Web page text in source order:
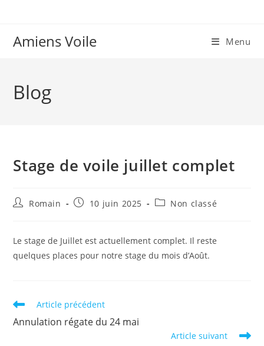
contentAmiens Voile Menu
Blog
Stage de voile juillet complet
Auteur/autrice
publication :
Romain
Publication
10 juin 2025
PostNon classé
Le stage de Juillet est actuellement complet. Il reste
quelques places pour notre stage du mois d’Août.
Read
articles
Article précédent
Annulation régate du 24 mai
Article suivant